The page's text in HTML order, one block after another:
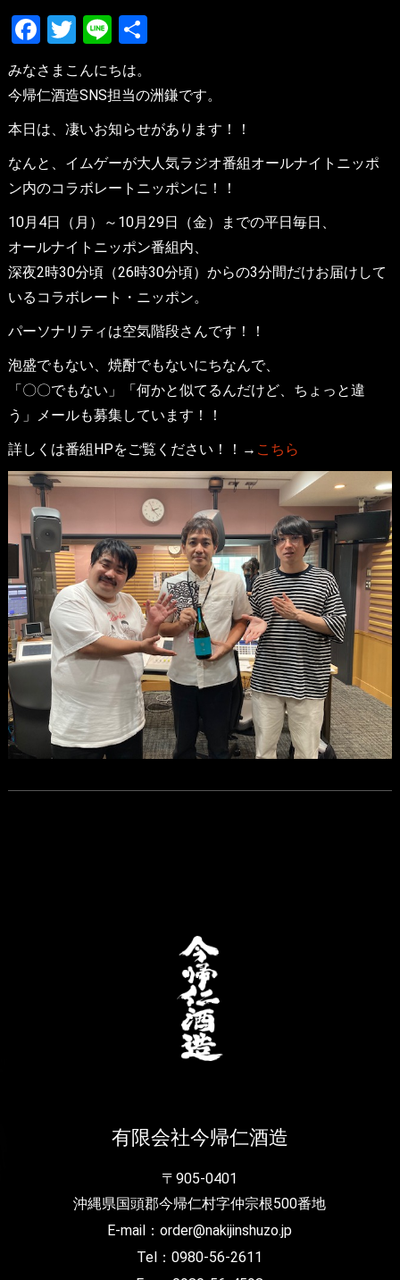
Facebook
Twitter
Line共
みなさまこんにちは。
今帰仁酒造SNS担当の洲鎌です。
本日は、凄いお知らせがあります！！
なんと、イムゲーが大人気ラジオ番組オールナイトニッポ
ン内のコラボレートニッポンに！！
10月4日（月）～10月29日（金）までの平日毎日、
オールナイトニッポン番組内、
深夜2時30分頃（26時30分頃）からの3分間だけお届けして
いるコラボレート・ニッポン。
パーソナリティは空気階段さんです！！
泡盛でもない、焼酎でもないにちなんで、
「〇〇でもない」「何かと似てるんだけど、ちょっと違
う」メールも募集しています！！
詳しくは番組HPをご覧ください！！→ こちら
有限会社今帰仁酒造
〒905-0401
沖縄県国頭郡今帰仁村字仲宗根500番地
E-mail：order@nakijinshuzo.jp
Tel：0980-56-2611